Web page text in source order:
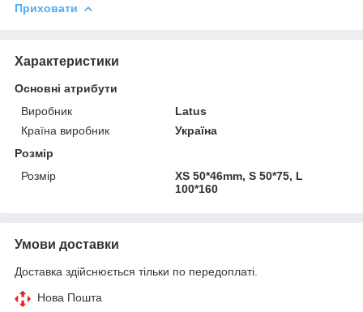
Приховати
Характеристики
Основні атрибути
Виробник
Latus
Країна виробник
Україна
Розмір
Розмір
XS 50*46mm, S 50*75, L
100*160
Умови доставки
Доставка здійснюється тільки по передоплаті.
Нова Пошта